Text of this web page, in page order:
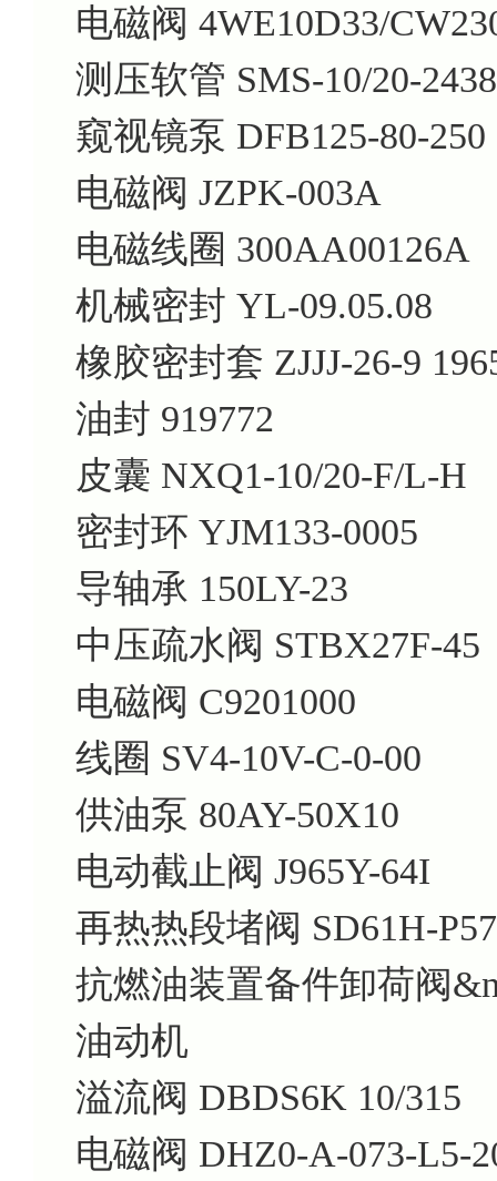
电磁阀 4WE10D33/
测压软管 SMS-10/20-
窥视镜泵 DFB125-80-250
电磁阀 JZPK-003A
电磁线圈 300AA00126A
机械密封 YL-09.05.08
橡胶密封套 ZJJJ-26-9
油封 919772
皮囊 NXQ1-10/20-F/L-H
密封环 YJM133-0005
导轴承 150LY-23
中压疏水阀 STBX27F-45
电磁阀 C9201000
线圈 SV4-10V-C-0-00
供油泵 80AY-50X10
电动截止阀 J965Y-64I
再热热段堵阀 SD61H-
抗燃油装置备件卸荷阀
油动机
溢流阀 DBDS6K 10/315
电磁阀 DHZ0-A-073-L5-